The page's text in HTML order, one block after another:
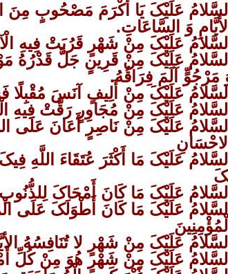
السَّلامُ عَلَیْکَ یَا أَکْرَمَ مَصْحُوبٍ مِنَ
الأیَّامِ وَ السَّاعَاتِ.
السَّلامُ عَلَیْکَ مِنْ شَهْرٍ قَرُبَتْ فِیهِ
السَّلامُ عَلَیْکَ مِنْ قَرِینٍ جَلَّ قَدْرُهُ
مَرْجُوٍّ آلَمَ فِرَاقُهُ.
السَّلامُ عَلَیْکَ مِنْ أَلِیفٍ آنَسَ
السَّلامُ عَلَیْکَ مِنْ مُجَاوِرٍ رَقَّتْ فِیهِ
السَّلامُ عَلَیْکَ مِنْ نَاصِرٍ أَعَانَ
الاحْسَانِ
السَّلامُ عَلَیْکَ مَا أَکْثَرَ عُتَقَاءَ
عَلَیْکَ مَا کَانَ أَمْحَاکَ
السَّلامُ عَلَیْکَ مَا کَانَ أَطْوَلَکَ عَلَى
الْمُؤْمِنِینَ
السَّلامُ عَلَیْکَ مِنْ شَهْرٍ لا تُنَافِسُهُ
السَّلامُ عَلَیْکَ مِنْ شَهْرٍ هُوَ مِنْ کُلِّ